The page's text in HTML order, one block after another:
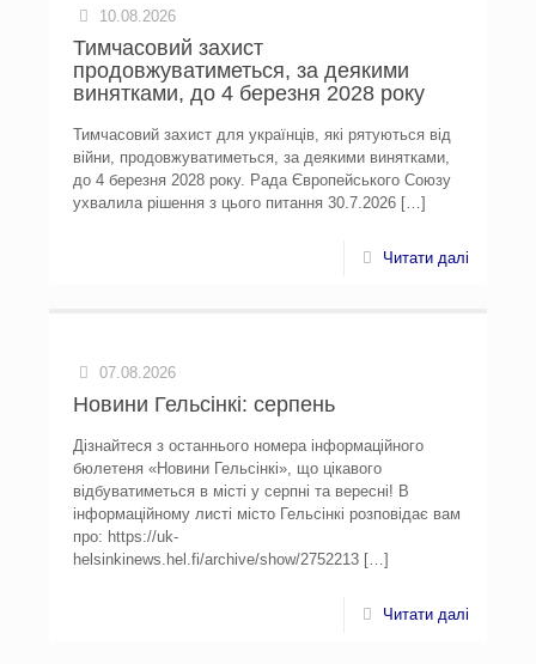
10.08.2026
Тимчасовий захист
продовжуватиметься, за деякими
винятками, до 4 березня 2028 року
Тимчасовий захист для українців, які рятуються від
війни, продовжуватиметься, за деякими винятками,
до 4 березня 2028 року. Рада Європейського Союзу
ухвалила рішення з цього питання 30.7.2026 […]
Читати далі
07.08.2026
Новини Гельсінкі: серпень
Дізнайтеся з останнього номера інформаційного
бюлетеня «Новини Гельсінкі», що цікавого
відбуватиметься в місті у серпні та вересні! В
інформаційному листі місто Гельсінкі розповідає вам
про: https://uk-
helsinkinews.hel.fi/archive/show/2752213 […]
Читати далі